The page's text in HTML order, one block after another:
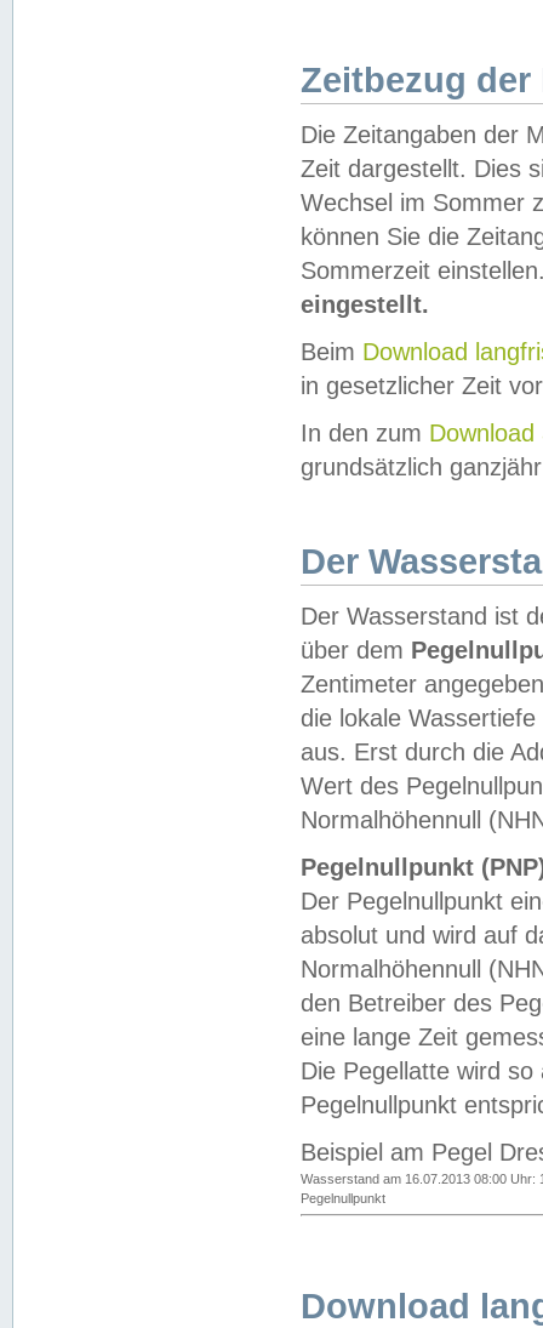
Zeitbezug der
Die Zeitangaben der
Zeit dargestellt. Dies
Wechsel im Sommer
können Sie die
Sommerzeit
eingestellt.
Beim Download
in gesetzlicher Zeit
In den zum Download
grundsätzlich
Der
Der Wasserstand ist
über dem
Zentimeter
die lokale
aus. Erst durch die
Wert des
Normalhöhennull
Pegelnullpunkt
Der Pegelnullpunkt
absolut und wird auf
Normalhöhennull
den Betreiber des
eine lange Zeit
Die Pegellatte wird
Pegelnullpunkt
Beispiel am Pegel
Wasserstand am 16.07.2013 08:00 Uhr:
Pegelnullpunkt
Download